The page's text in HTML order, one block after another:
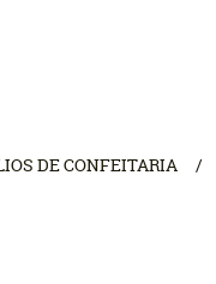
DE CONFEITARIA